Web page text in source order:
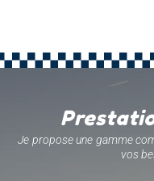
Je propose une gamme
vos